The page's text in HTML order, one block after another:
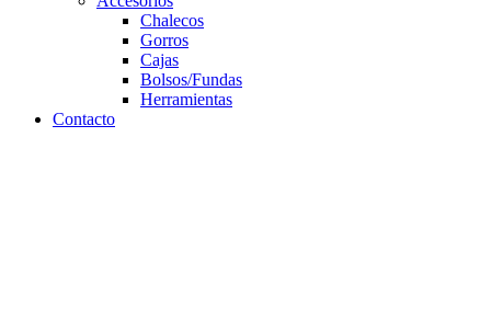
Chalecos
Gorros
Cajas
Bolsos/Fundas
Herramientas
Contacto